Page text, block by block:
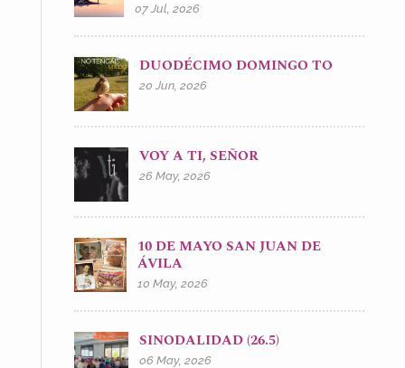
07 Jul, 2026
DUODÉCIMO DOMINGO TO
20 Jun, 2026
VOY A TI, SEÑOR
26 May, 2026
10 DE MAYO SAN JUAN DE
ÁVILA
10 May, 2026
SINODALIDAD (26.5)
06 May, 2026